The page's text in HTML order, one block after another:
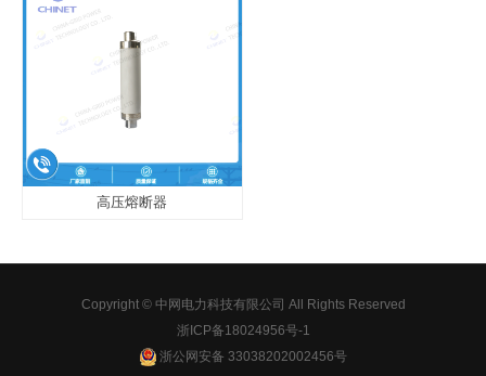
高压熔断器
Copyright © 中网电力科技有限公司 All Rights Reserved
浙ICP备18024956号-1
浙公网安备 33038202002456号